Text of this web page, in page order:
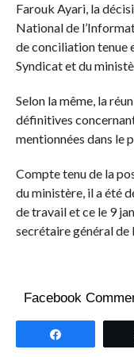
Farouk Ayari, la
National de
de conciliation tenue
Syndicat et du
Selon la même, la
définitives
mentionnées dans le
Compte tenu de la
du ministère, il a été
de travail et ce le 9
secrétaire général de
Facebook